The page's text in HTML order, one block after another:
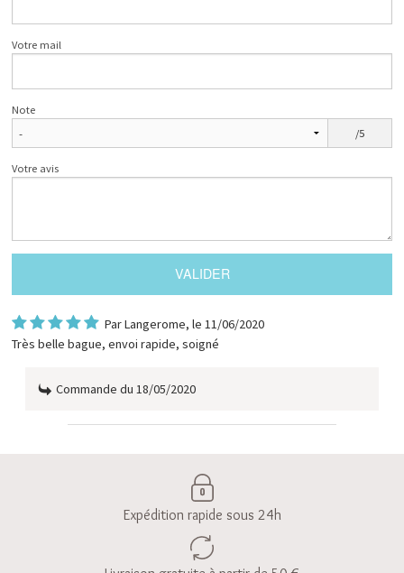
Votre mail
Note
/5
Votre avis
ParLangerome, le 11/06/2020
Très belle bague, envoi rapide, soigné
Commande du 18/05/2020
Expédition rapide sous 24h